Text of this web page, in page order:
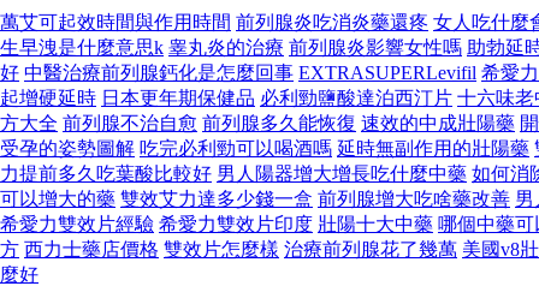
萬艾可起效時間與作用時間 前列腺炎吃消炎藥還疼 女人吃什麼
生早洩是什麼意思k 睾丸炎的治療 前列腺炎影響女性嗎 助勃延
好 中醫治療前列腺鈣化是怎麼回事 EXTRASUPERLevifil 希愛
起增硬延時 日本更年期保健品 必利勁鹽酸達泊西汀片 十六味老
方大全 前列腺不治自愈 前列腺多久能恢復 速效的中成壯陽藥
受孕的姿勢圖解 吃完必利勁可以喝酒嗎 延時無副作用的壯陽藥
力提前多久吃葉酸比較好 男人陽器增大增長吃什麼中藥 如何消
可以增大的藥 雙效艾力達多少錢一盒 前列腺增大吃啥藥改善 男
希愛力雙效片經驗 希愛力雙效片印度 壯陽十大中藥 哪個中藥
方 西力士藥店價格 雙效片怎麼樣 治療前列腺花了幾萬 美國v8
麼好